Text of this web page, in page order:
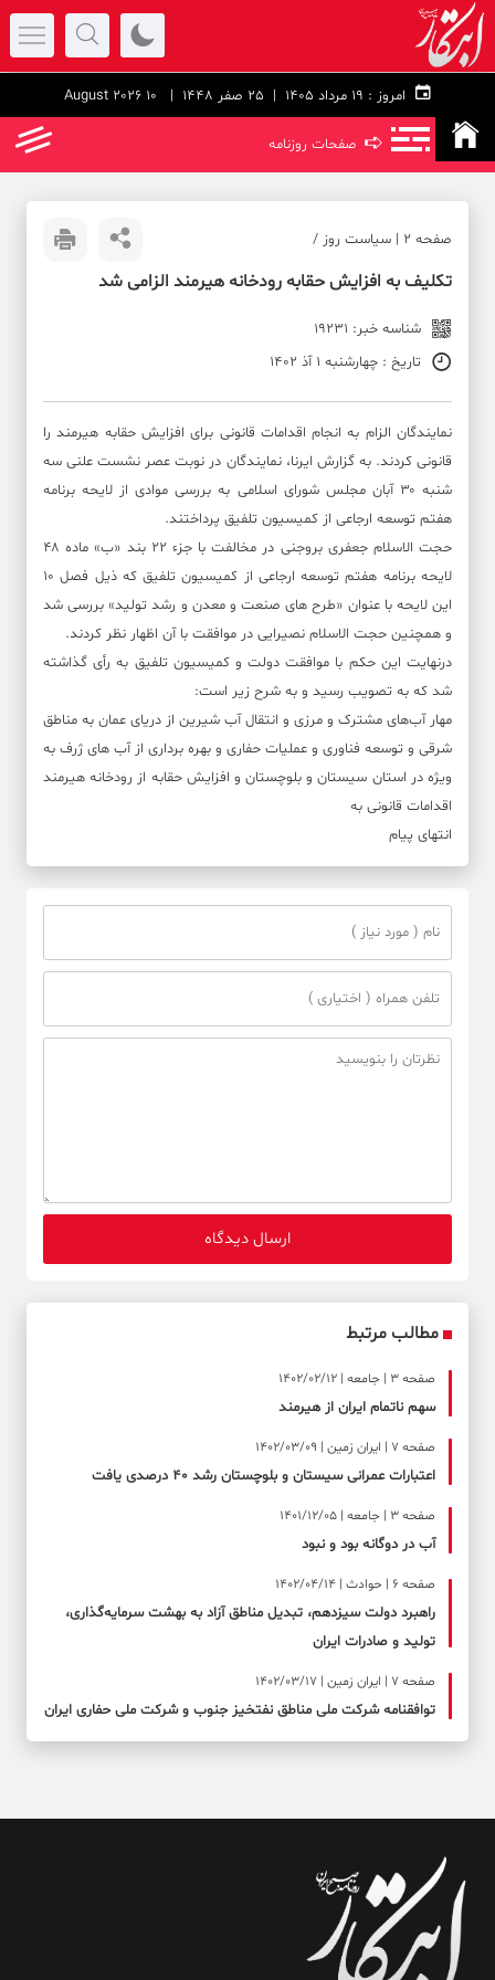
امروز : 25 صفر 1448 | 10 August 2026
➪ صفحات روزنامه
صفحه ۲ | سیاست روز /
تکلیف به افزایش حقابه رودخانه هیرمند الزامی شد
شناسه خبر: 19231
تاریخ : چهارشنبه 1 آذ 1402
نمایندگان الزام به انجام اقدامات قانونی برای افزایش حقابه هیرمند را
قانونی کردند. به گزارش ایرنا، نمایندگان در نوبت عصر نشست علنی سه
شنبه ۳۰ آبان مجلس شورای اسلامی به بررسی موادی از لایحه برنامه
هفتم توسعه ارجاعی از کمیسیون تلفیق پرداختند.
حجت الاسلام جعفری بروجنی در مخالفت با جزء ۲۲ بند «ب» ماده ۴۸
لایحه برنامه هفتم توسعه ارجاعی از کمیسیون تلفیق که ذیل فصل ۱۰
این لایحه با عنوان «طرح های صنعت و معدن و رشد تولید» بررسی شد
و همچنین حجت الاسلام نصیرایی در موافقت با آن اظهار نظر کردند.
درنهایت این حکم با موافقت دولت و کمیسیون تلفیق به رأی گذاشته
شد که به تصویب رسید و به شرح زیر است:
مهار آب‌های مشترک و مرزی و انتقال آب شیرین از دریای عمان به مناطق
شرقی و توسعه فناوری و عملیات حفاری و بهره برداری از آب های ژرف به
ویژه در استان سیستان و بلوچستان و افزایش حقابه از رودخانه هیرمند
اقدامات قانونی به
انتهای پیام
مطالب مرتبط
صفحه ۳ | جامعه | 1402/02/12
سهم ناتمام ایران از هیرمند
صفحه ۷ | ایران زمین | 1402/03/09
اعتبارات عمرانی سیستان و بلوچستان رشد ۴۰ درصدی یافت
صفحه ۳ | جامعه | 1401/12/05
آب در دوگانه بود و نبود
صفحه ۶ | حوادث | 1402/04/14
راهبرد دولت سیزدهم، تبدیل مناطق آزاد به بهشت سرمایه‌گذاری،
تولید و صادرات ایران
صفحه ۷ | ایران زمین | 1402/03/17
توافقنامه شركت ملی مناطق نفتخیز جنوب و شركت ملی حفاری ایران